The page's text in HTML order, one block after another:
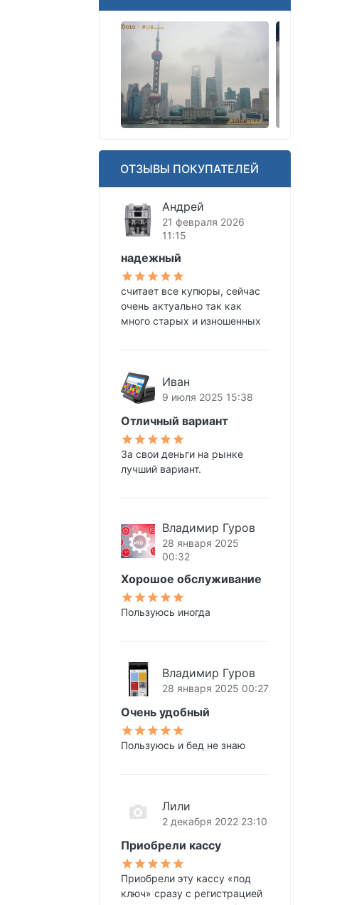
ОТЗЫВЫ ПОКУПАТЕЛЕЙ
Андрей
21 февраля 2026
11:15
надежный
считает все купюры, сейчас
очень актуально так как
много старых и изношенных
Иван
9 июля 2025 15:38
Отличный вариант
За свои деньги на рынке
лучший вариант.
Владимир Гуров
28 января 2025
00:32
Хорошое обслуживание
Пользуюсь иногда
Владимир Гуров
28 января 2025 00:27
Очень удобный
Пользуюсь и бед не знаю
Лили
2 декабря 2022 23:10
Приобрели кассу
Приобрели эту кассу «под
ключ» сразу с регистрацией